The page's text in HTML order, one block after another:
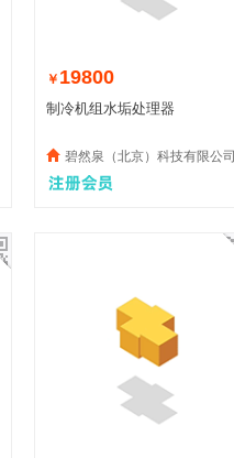
￥ 19800
制冷机组水垢处理器
碧然泉（北京）科技有限公司